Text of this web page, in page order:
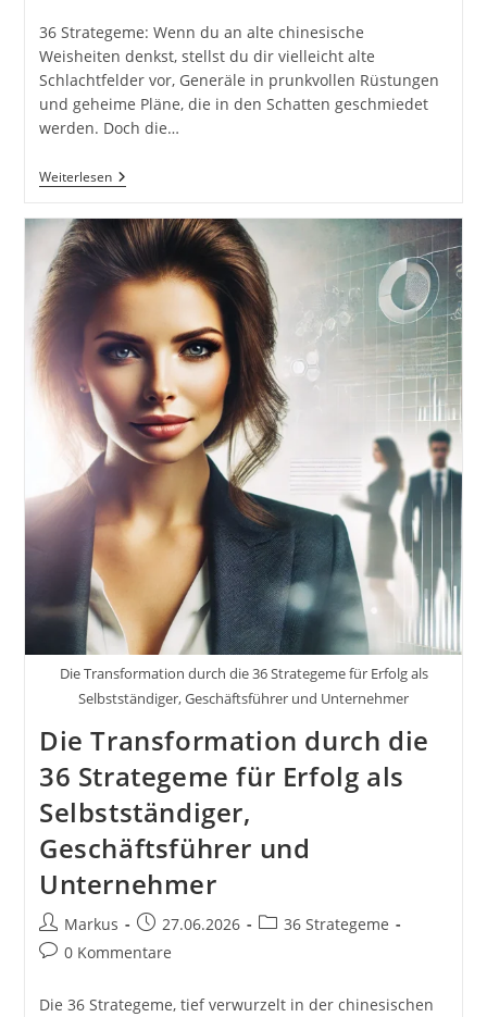
36 Strategeme: Wenn du an alte chinesische
Weisheiten denkst, stellst du dir vielleicht alte
Schlachtfelder vor, Generäle in prunkvollen Rüstungen
und geheime Pläne, die in den Schatten geschmiedet
werden. Doch die…
Weiterlesen36
Strategeme.
Sammlung
Von
Weisheiten
Und
Taktischen
Aus
Dem
Alten
China.
Macht
Erlangen,
Behalten
Und
Gegner
Überwinden.
36
Strategeme
Für
Deinen
Selbstständiger,
Geschäftsführer
Und
Unternehmer
Chinesische
Strategien
Deinen
Erfolg
Im
Business
Und
Im
Leben
Die Transformation durch die 36 Strategeme für Erfolg als
Selbstständiger, Geschäftsführer und Unternehmer
Die Transformation durch die
36 Strategeme für Erfolg als
Selbstständiger,
Geschäftsführer und
Unternehmer
Beitrags-
Autor:
Markus
Beitrag
veröffentlicht:
27.06.2026
Beitrags-
36 Strategeme
Beitrags-
0 Kommentare
Die 36 Strategeme, tief verwurzelt in der chinesischen